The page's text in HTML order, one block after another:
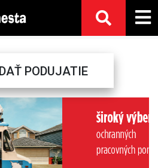
PODUJATIE